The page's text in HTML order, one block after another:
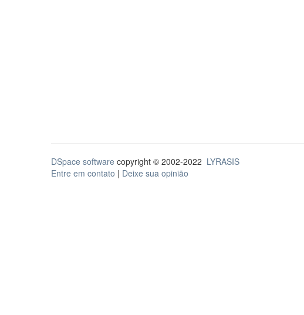
DSpace software copyright © 2002-2022 LYRASIS
Entre em contato | Deixe sua opinião